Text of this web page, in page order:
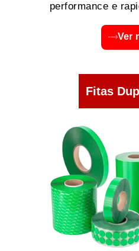
performance e
Ver
Fitas